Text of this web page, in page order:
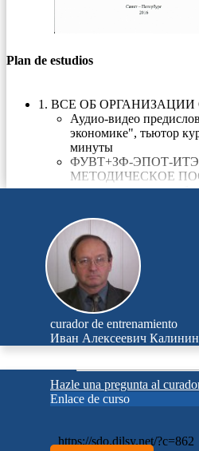
Plan de estudios
1. ВСЕ ОБ
Аудио-видео
экономике", тьютор
минуты
ФУВТ+ЗФ-ЭПОТ-
МЕТОДИЧЕСКОЕ
дисциплины и
ФУВТ-ЭПОТ-
задачи
ФУВТ-ЭПОТ-
преподавателя на
ТРЕБОВАНИЯ К
Интерактивных ПЗ
КАТАЛОГ
И.Калинина в СДО
Обучение ФУВТ-394-
семестр, Весна_2021
ФУВТ-394-
ФУВТ-394-
ВЕДОМОСТЬ
ФУВТ-394-
curador de entrenamiento
Иван Алексеевич Калинин
Hazle una pregunta al
Enlace de curso
https://sdo.dilsy.net/?c=862